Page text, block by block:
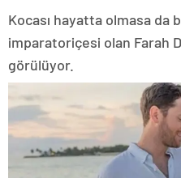
Kocası hayatta olmasa da
imparatoriçesi olan Farah
görülüyor.